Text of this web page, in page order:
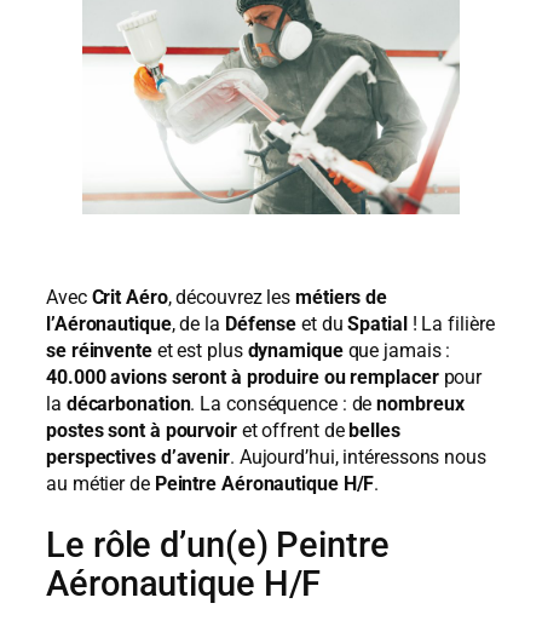
Avec Crit Aéro, découvrez lesmétiers de
l’Aéronautique, de la Défense et duSpatial! La filière
se réinventeet est plus dynamiqueque jamais :
40.000 avions seront à produire ou remplacerpour
la décarbonation. La conséquence : denombreux
postes sont à pourvoiret offrent debelles
perspectives d’avenir. Aujourd’hui, intéressons nous
au métier de Peintre Aéronautique H/F.
Le rôle d’un(e) Peintre
Aéronautique H/F